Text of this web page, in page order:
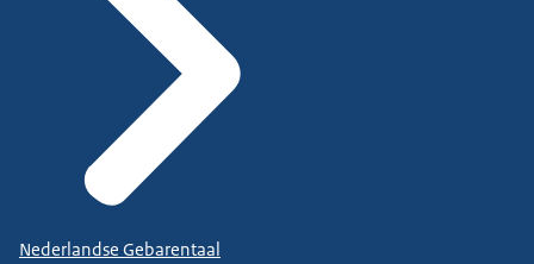
Nederlandse Gebarentaal